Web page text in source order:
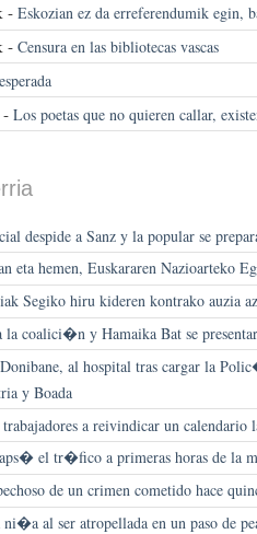
- Eskozian ez da erreferendumik egin,
- Censura en las bibliotecas vascas
- Los poetas que no quieren callar,
despide a Sanz y la popular se
eta hemen, Euskararen Nazioarteko
Segiko hiru kideren kontrako auzia
la coalici�n y Hamaika Bat se
al hospital tras cargar la
y Boada
a reivindicar un calendario
el tr�fico a primeras horas de la
de un crimen cometido hace
al ser atropellada en un paso de